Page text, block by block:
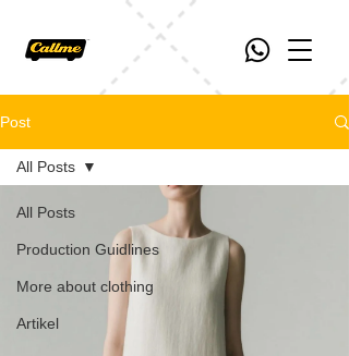
Post
All Posts
Production Guidlines
More about clothing
Artikel
All Posts